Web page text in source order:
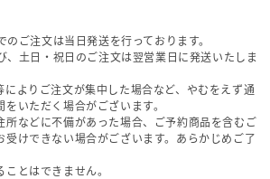
ご注文は当日発送を行っております。
、土日・祝日のご注文は翌営業日に発送いたしま
によりご注文が集中した場合など、やむをえず通
いただく場合がございます。
所などに不備があった場合、ご予約商品を含むご
受けできない場合がございます。あらかじめご了
とはできません。